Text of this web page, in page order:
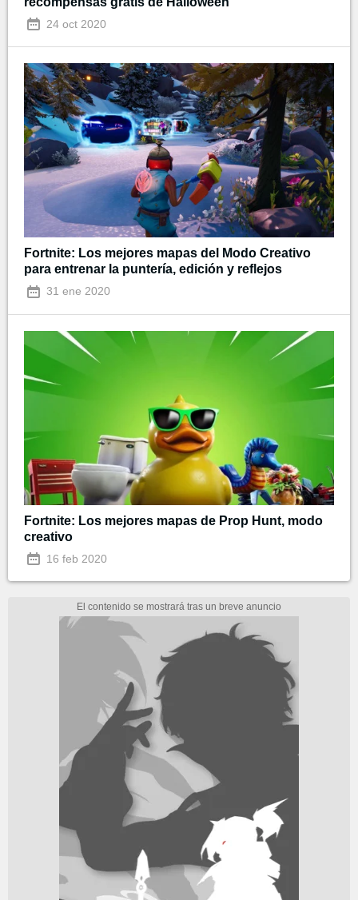
24 oct 2020
Fortnite: Los mejores mapas del Modo Creativo
para entrenar la puntería, edición y reflejos
31 ene 2020
Fortnite: Los mejores mapas de Prop Hunt, modo
creativo
16 feb 2020